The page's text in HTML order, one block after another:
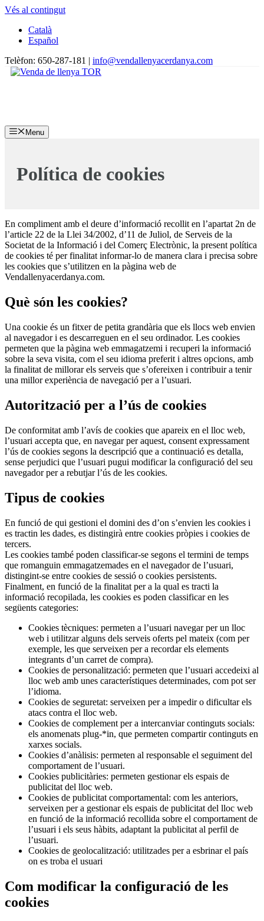
Vés al contingut
Català
Español
Telèfon: 650-287-181 | info@vendallenyacerdanya.com
Menu
Política de cookies
En compliment amb el deure d’informació recollit en l’apartat 2n de
l’article 22 de la Llei 34/2002, d’11 de Juliol, de Serveis de la
Societat de la Informació i del Comerç Electrònic, la present política
de cookies té per finalitat informar-lo de manera clara i precisa sobre
les cookies que s’utilitzen en la pàgina web de
Vendallenyacerdanya.com.
Què són les cookies?
Una cookie és un fitxer de petita grandària que els llocs web envien
al navegador i es descarreguen en el seu ordinador. Les cookies
permeten que la pàgina web emmagatzemi i recuperi la informació
sobre la seva visita, com el seu idioma preferit i altres opcions, amb
la finalitat de millorar els serveis que s’ofereixen i contribuir a tenir
una millor experiència de navegació per a l’usuari.
Autorització per a l’ús de cookies
De conformitat amb l’avís de cookies que apareix en el lloc web,
l’usuari accepta que, en navegar per aquest, consent expressament
l’ús de cookies segons la descripció que a continuació es detalla,
sense perjudici que l’usuari pugui modificar la configuració del seu
navegador per a rebutjar l’ús de les cookies.
Tipus de cookies
En funció de qui gestioni el domini des d’on s’envien les cookies i
es tractin les dades, es distingirà entre cookies pròpies i cookies de
tercers.
Les cookies també poden classificar-se segons el termini de temps
que romanguin emmagatzemades en el navegador de l’usuari,
distingint-se entre cookies de sessió o cookies persistents.
Finalment, en funció de la finalitat per a la qual es tracti la
informació recopilada, les cookies es poden classificar en les
següents categories:
Cookies tècniques: permeten a l’usuari navegar per un lloc
web i utilitzar alguns dels serveis oferts pel mateix (com per
exemple, les que serveixen per a recordar els elements
integrants d’un carret de compra).
Cookies de personalització: permeten que l’usuari accedeixi al
lloc web amb unes característiques determinades, com pot ser
l’idioma.
Cookies de seguretat: serveixen per a impedir o dificultar els
atacs contra el lloc web.
Cookies de complement per a intercanviar continguts socials:
els anomenats plug-*in, que permeten compartir continguts en
xarxes socials.
Cookies d’anàlisis: permeten al responsable el seguiment del
comportament de l’usuari.
Cookies publicitàries: permeten gestionar els espais de
publicitat del lloc web.
Cookies de publicitat comportamental: com les anteriors,
serveixen per a gestionar els espais de publicitat del lloc web
en funció de la informació recollida sobre el comportament de
l’usuari i els seus hàbits, adaptant la publicitat al perfil de
l’usuari.
Cookies de geolocalització: utilitzades per a esbrinar el país
on es troba el usuari
Com modificar la configuració de les
cookies